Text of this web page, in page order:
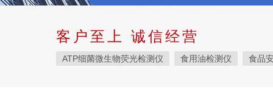
客户至上 诚信经营
ATP细菌微生物荧光检测仪 食用油检测仪 食品